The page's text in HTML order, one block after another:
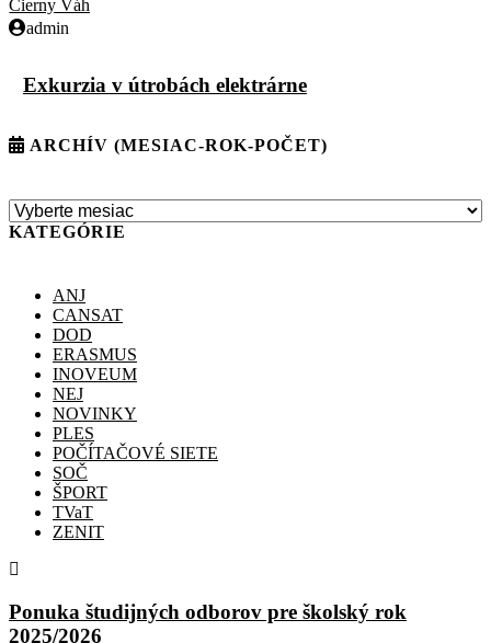
admin
Exkurzia v útrobách elektrárne
ARCHÍV (MESIAC-ROK-POČET)
KATEGÓRIE
ANJ
CANSAT
DOD
ERASMUS
INOVEUM
NEJ
NOVINKY
PLES
POČÍTAČOVÉ SIETE
SOČ
ŠPORT
TVaT
ZENIT
Ponuka študijných odborov pre školský rok
2025/2026